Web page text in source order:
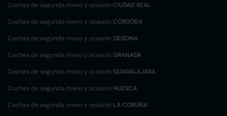
Coches de segunda mano y ocasión CIUDAD REAL
Coches de segunda mano y ocasión CÓRDOBA
Coches de segunda mano y ocasión GERONA
Coches de segunda mano y ocasión GRANADA
Coches de segunda mano y ocasión GUADALAJARA
Coches de segunda mano y ocasión HUESCA
Coches de segunda mano y ocasión LA CORUÑA